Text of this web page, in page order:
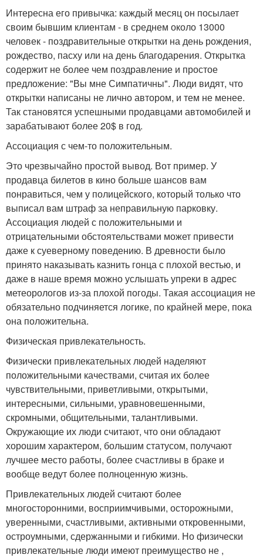
Интересна его привычка: каждый месяц он посылает
своим бывшим клиентам - в среднем около 13000
человек - поздравительные открытки на день рождения,
рождество, пасху или на день благодарения. Открытка
содержит не более чем поздравление и простое
предложение: "Вы мне Симпатичны". Люди видят, что
открытки написаны не лично автором, и тем не менее.
Так становятся успешными продавцами автомобилей и
зарабатывают более 20$ в год.
Ассоциация с чем-то положительным.
Это чрезвычайно простой вывод. Вот пример. У
продавца билетов в кино больше шансов вам
понравиться, чем у полицейского, который только что
выписал вам штраф за неправильную парковку.
Ассоциация людей с положительными и
отрицательными обстоятельствами может привести
даже к суеверному поведению. В древности было
принято наказывать казнить гонца с плохой вестью, и
даже в наше время можно услышать упреки в адрес
метеорологов из-за плохой погоды. Такая ассоциация не
обязательно подчиняется логике, по крайней мере, пока
она положительна.
Физическая привлекательность.
Физически привлекательных людей наделяют
положительными качествами, считая их более
чувствительными, приветливыми, открытыми,
интересными, сильными, уравновешенными,
скромными, общительными, талантливыми.
Окружающие их люди считают, что они обладают
хорошим характером, большим статусом, получают
лучшее место работы, более счастливы в браке и
вообще ведут более полноценную жизнь.
Привлекательных людей считают более
многосторонними, восприимчивыми, осторожными,
уверенными, счастливыми, активными откровенными,
остроумными, сдержанными и гибкими. Но физически
привлекательные люди имеют преимущество не ,